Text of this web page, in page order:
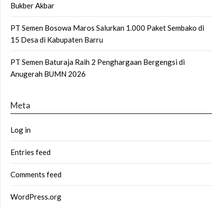
Bukber Akbar
PT Semen Bosowa Maros Salurkan 1.000 Paket Sembako di
15 Desa di Kabupaten Barru
PT Semen Baturaja Raih 2 Penghargaan Bergengsi di
Anugerah BUMN 2026
Meta
Log in
Entries feed
Comments feed
WordPress.org